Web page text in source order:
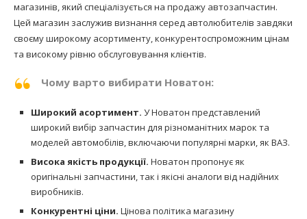
магазинів, який спеціалізується на продажу автозапчастин.
Цей магазин заслужив визнання серед автолюбителів завдяки
своєму широкому асортименту, конкурентоспроможним цінам
та високому рівню обслуговування клієнтів.
Чому варто вибирати Новатон:
Широкий асортимент. У Новатон представлений
широкий вибір запчастин для різноманітних марок та
моделей автомобілів, включаючи популярні марки, як ВАЗ.
Висока якість продукції. Новатон пропонує як
оригінальні запчастини, так і якісні аналоги від надійних
виробників.
Конкурентні ціни. Цінова політика магазину